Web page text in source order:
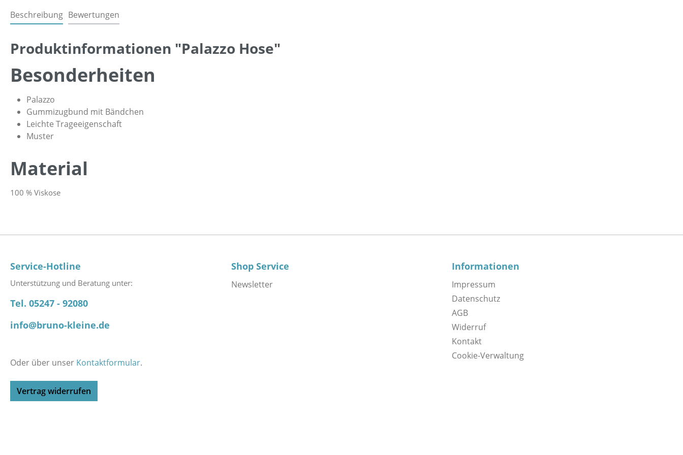
Beschreibung Bewertungen
Produktinformationen "Palazzo Hose"
Besonderheiten
Palazzo
Gummizugbund mit Bändchen
Leichte Trageeigenschaft
Muster
Material
100 % Viskose
Service-Hotline
Unterstützung und Beratung unter:
Tel. 05247 - 92080
info@bruno-kleine.de
Oder über unser Kontaktformular.
Vertrag widerrufen
Shop Service
Newsletter
Informationen
Impressum
Datenschutz
AGB
Widerruf
Kontakt
Cookie-Verwaltung